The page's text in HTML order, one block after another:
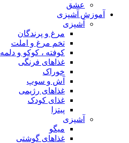
عشق
آموزش آشپزی
آشپزی
مرغ و پرندگان
تخم مرغ و املت
کوفته ، کوکو و دلمه
غذاهای فرنگی
خوراک
آش و سوپ
غذاهای رژیمی
غذای کودک
پیتزا
آشپزی
میگو
غذاهای گوشتی